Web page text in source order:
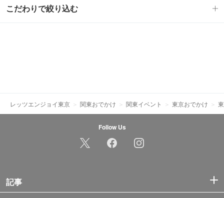
こだわりで絞り込む
レッツエンジョイ東京 関東おでかけ 関東イベント 東京おでかけ
Follow Us
記事